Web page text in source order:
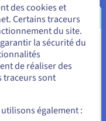
site
blog
en États-
votre pays (États-
des cookies et
Certains traceurs
du site.
la sécurité du
de réaliser des
traceurs sont
également :